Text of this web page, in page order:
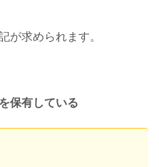
が求められます。
保有している